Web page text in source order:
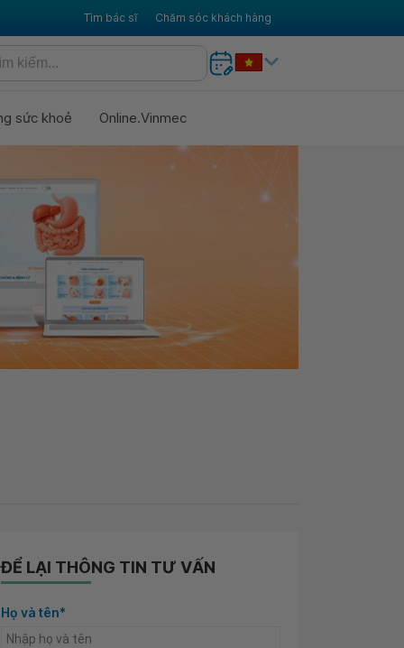
Tìm bác sĩ Chăm sóc khách hàng
sức khoẻ Online.Vinmec
ĐỂ LẠI THÔNG TIN TƯ VẤN
Họ và tên*